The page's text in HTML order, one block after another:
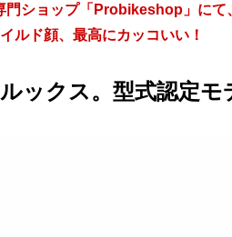
門ショップ「Probikeshop」に
ルド顔、最高にカッコいい！
ックス。型式認定モ